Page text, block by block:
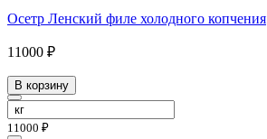
Осетр Ленский филе холодного копчения
11000 ₽
В корзину
11000 ₽